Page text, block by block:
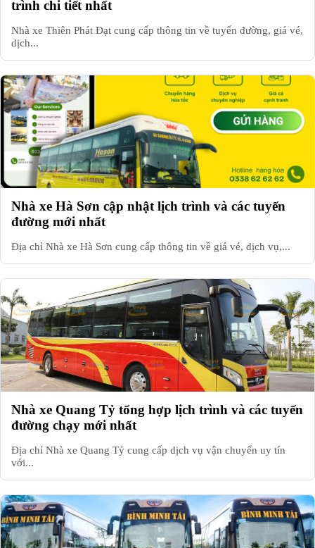
trình chi tiết nhất
Nhà xe Thiên Phát Đạt cung cấp thông tin về tuyến đường, giá vé,
dịch...
Nhà xe Hà Sơn cập nhật lịch trình và các tuyến
đường mới nhất
Địa chỉ Nhà xe Hà Sơn cung cấp thông tin về giá vé, dịch vụ,...
Nhà xe Quang Tỷ tổng hợp lịch trình và các tuyến
đường chạy mới nhất
Địa chỉ Nhà xe Quang Tỷ cung cấp dịch vụ vận chuyển uy tín
với...